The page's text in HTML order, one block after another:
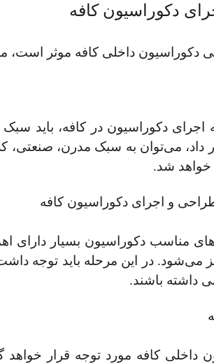
دکوراسیون کافه
دکوراسیون داخلی کافه موثر
اجرای دکوراسیون در کافه، باید
داد، می‌توان به سبک مدرن، صنعتی،
خواهد شد.
مناسب دکوراسیون بسیار دارای
در این مرحله باید توجه داشت
داشته باشند.
داخلی کافه مورد توجه قرار